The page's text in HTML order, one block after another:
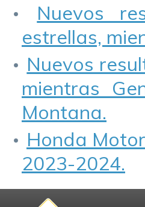
Nuevos
estrellas,
Nuevos
mientras
Montana.
Honda
2023-2024.